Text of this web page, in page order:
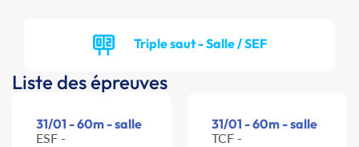
Triple saut - Salle / SEF
Liste des épreuves
31/01 - 60m - salle
ESF -
31/01 - 60m - salle
TCF -